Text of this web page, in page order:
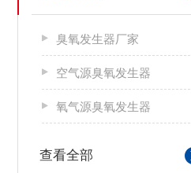
臭氧发生器厂家
空气源臭氧发生器
氧气源臭氧发生器
查看全部